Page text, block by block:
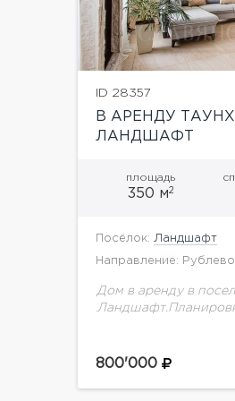
ID 28357
В АРЕНДУ
ЛАНДШАФТ
площадь
350 м2
Посёлок: Ландшафт
Направление:
Дом в аренду в
котельная1 этаж:
выходом...
800'000